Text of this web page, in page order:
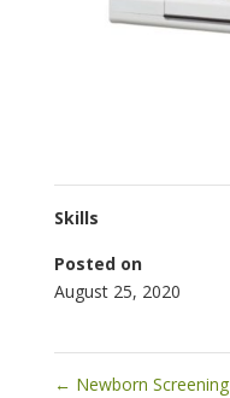
Skills
Posted on
August 25, 2020
← Newborn Screening